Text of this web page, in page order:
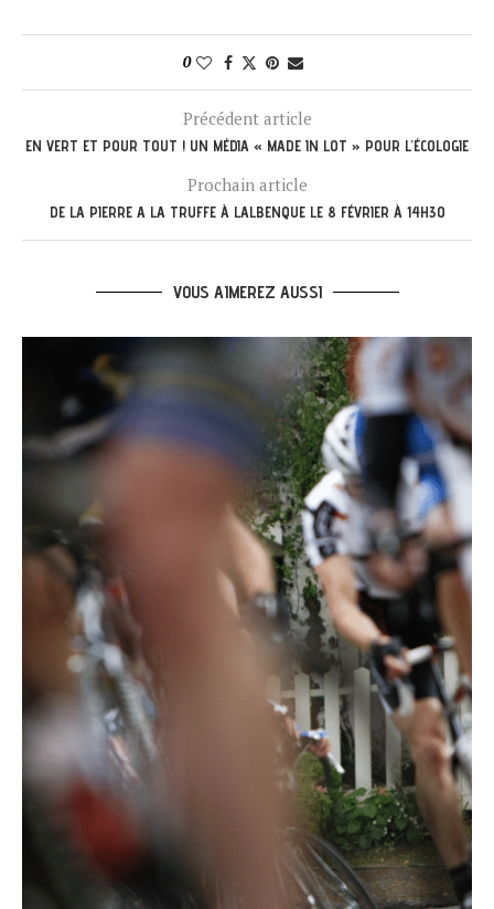
0
Précédent article
EN VERT ET POUR TOUT ! UN MÉDIA « MADE IN LOT » POUR L’ÉCOLOGIE
Prochain article
DE LA PIERRE A LA TRUFFE À LALBENQUE LE 8 FÉVRIER À 14H30
VOUS AIMEREZ AUSSI